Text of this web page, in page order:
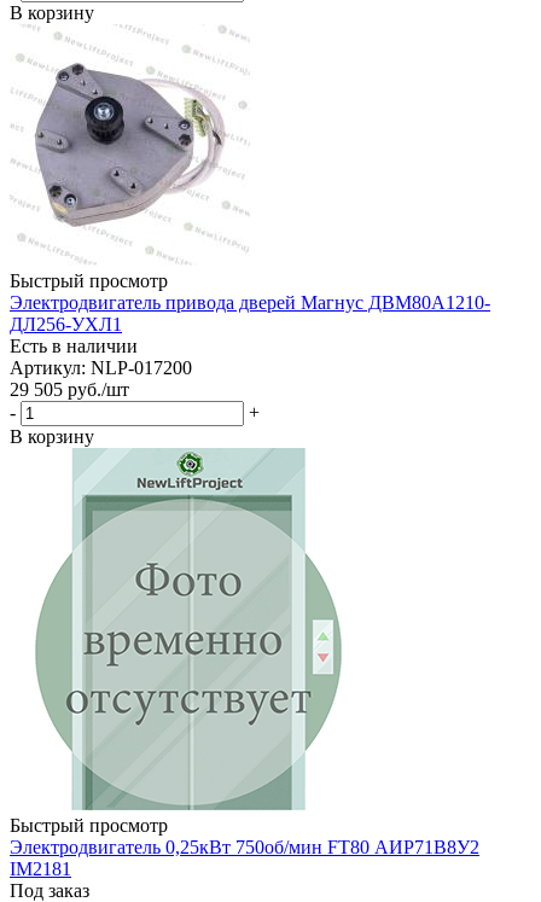
В корзину
Быстрый просмотр
Электродвигатель привода дверей Магнус ДВМ80А1210-
ДЛ256-УХЛ1
Есть в наличии
Артикул: NLP-017200
29 505 руб./шт
-
+
В корзину
Быстрый просмотр
Электродвигатель 0,25кВт 750об/мин FT80 АИР71В8У2
IМ2181
Под заказ